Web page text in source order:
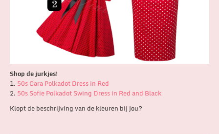
Shop de jurkjes!
1. 50s Cara Polkadot Dress in Red
2. 50s Sofie Polkadot Swing Dress in Red and Black
Klopt de beschrijving van de kleuren bij jou?